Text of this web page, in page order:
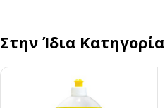
Στην Ίδια Κατηγορία